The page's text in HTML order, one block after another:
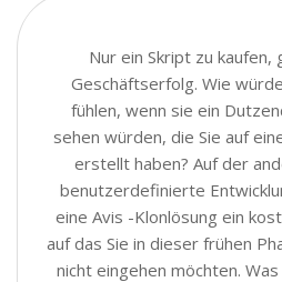
Nur ein Skript zu kaufen,
Geschäftserfolg. Wie
fühlen, wenn sie ein
sehen würden, die Sie auf
erstellt haben? Auf der
benutzerdefinierte
eine Avis -Klonlösung ein
auf das Sie in dieser frühen
nicht eingehen möchten.